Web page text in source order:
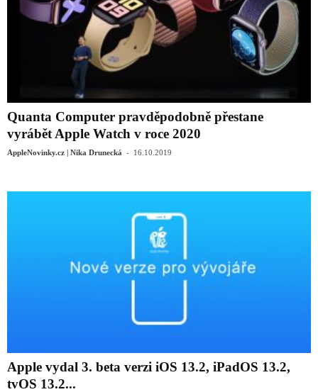
Quanta Computer pravděpodobně přestane
vyrábět Apple Watch v roce 2020
AppleNovinky.cz | Nika Drunecká - 16.10.2019
Apple vydal 3. beta verzi iOS 13.2, iPadOS 13.2,
tvOS 13.2...